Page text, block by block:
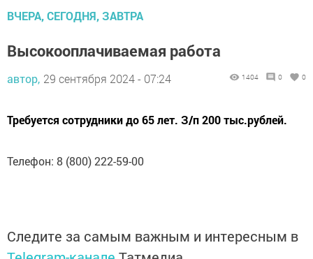
ВЧЕРА, СЕГОДНЯ, ЗАВТРА
Высокооплачиваемая работа
автор, 29 сентября 2024 - 07:24 1404 0 0
Требуется сотрудники до 65 лет. З/п 200 тыс.рублей.
Телефон: 8 (800) 222-59-00
Следите за самым важным и интересным в